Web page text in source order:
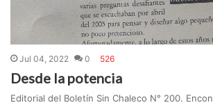
Jul 04, 2022 0 526
Desde la potencia
Editorial del Boletín Sin Chaleco N° 200.